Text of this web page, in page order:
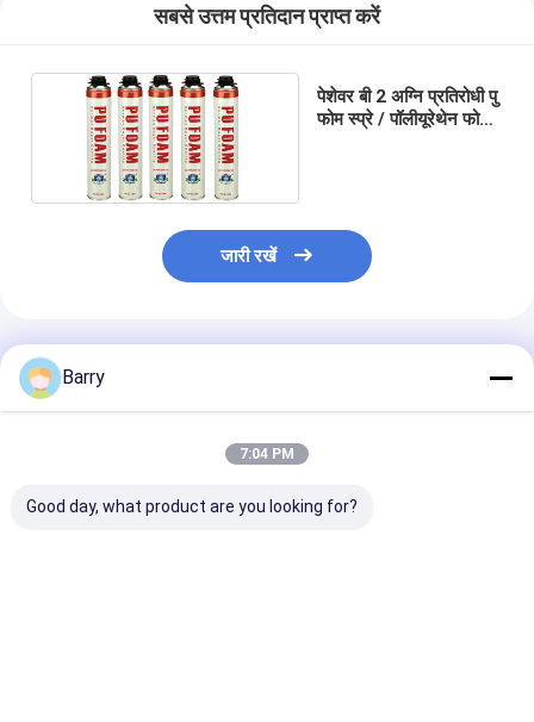
सबसे उत्तम प्रतिदान प्राप्त करें
पेशेवर बी 2 अग्नि प्रतिरोधी पु
फोम स्प्रे / पॉलीयूरेथेन फोम
जारी रखें
अनुशंसित उत्पाद
Barry
7:04 PM
Good day, what product are you looking for?